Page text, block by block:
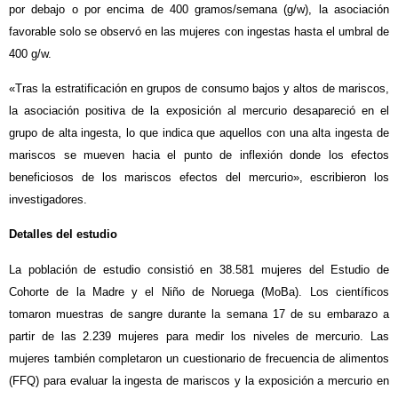
por debajo o por encima de 400 gramos/semana (g/w), la asociación
favorable solo se observó en las mujeres con ingestas hasta el umbral de
400 g/w.
«Tras la estratificación en grupos de consumo bajos y altos de mariscos,
la asociación positiva de la exposición al mercurio desapareció en el
grupo de alta ingesta, lo que indica que aquellos con una alta ingesta de
mariscos se mueven hacia el punto de inflexión donde los efectos
beneficiosos de los mariscos efectos del mercurio», escribieron los
investigadores.
Detalles del estudio
La población de estudio consistió en 38.581 mujeres del Estudio de
Cohorte de la Madre y el Niño de Noruega (MoBa). Los científicos
tomaron muestras de sangre durante la semana 17 de su embarazo a
partir de las 2.239 mujeres para medir los niveles de mercurio. Las
mujeres también completaron un cuestionario de frecuencia de alimentos
(FFQ) para evaluar la ingesta de mariscos y la exposición a mercurio en